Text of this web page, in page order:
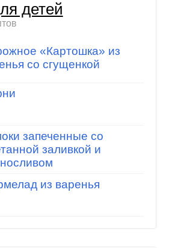
детей
«Картошка» из
со сгущенкой
запеченные со
заливкой и
из варенья